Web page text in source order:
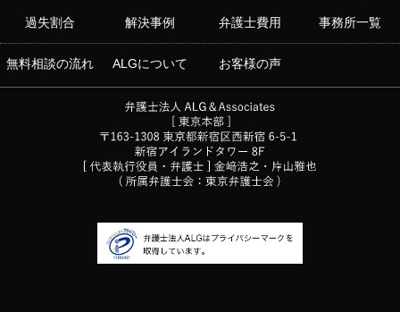
過失割合 解決事例 弁護士費用 事務所一覧
無料相談の流れ ALGについて お客様の声